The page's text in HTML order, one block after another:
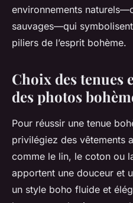
environnements
sauvages—qui
piliers de l’esprit bohème.
Choix des tenues
des photos
Pour réussir une tenue
privilégiez des vêtements
comme le lin, le coton ou
apportent une douceur et
un style boho fluide et